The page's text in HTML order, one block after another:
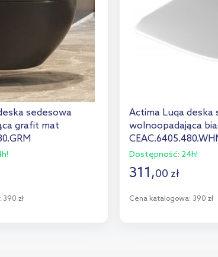
sedesowa
grafit mat
390 zł
Actima Luqa deska
wolnoopadająca
Dostępność: 24h!
311,00 zł
Cena katalogowa: 390 zł